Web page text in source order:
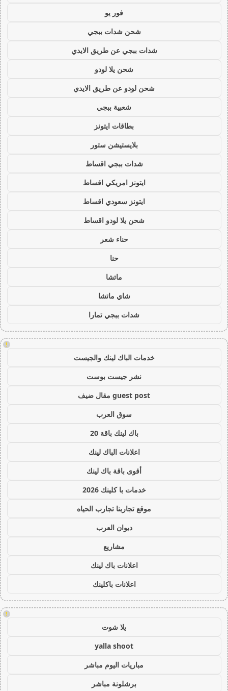
فور يو
شحن شدات ببجي
شدات ببجي عن طريق الايدي
شحن يلا لودو
شحن لودو عن طريق الايدي
شعبية ببجي
بطاقات ايتونز
بلايستيشن ستور
شدات ببجي اقساط
ايتونز امريكي اقساط
ايتونز سعودي اقساط
شحن يلا لودو اقساط
حناء شعر
حنا
ماتشا
شاي ماتشا
شدات ببجي تمارا
!
خدمات الباك لينك والجيست
نشر جيست بوست
guest post مقال ضيف
سوق العرب
باك لينك باقة 20
اعلانات الباك لينك
أقوى باقة باك لينك
خدمات با كلينك 2026
موقع تجاربنا تجارب الحياه
ديوان العرب
مشاريع
اعلانات باك لينك
اعلانات باكلينك
!
يلا شوت
yalla shoot
مباريات اليوم مباشر
برشلونة مباشر